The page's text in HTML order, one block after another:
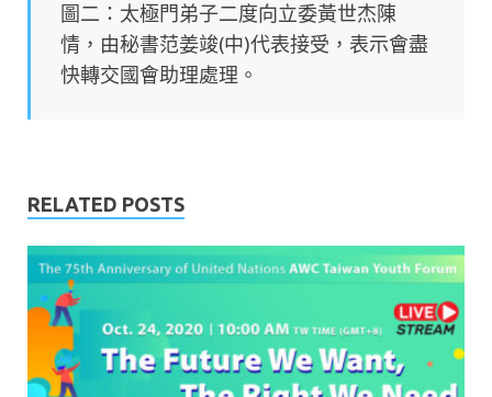
圖二：太極門弟子二度向立委黃世杰陳
情，由秘書范姜竣(中)代表接受，表示會盡
快轉交國會助理處理。
RELATED POSTS